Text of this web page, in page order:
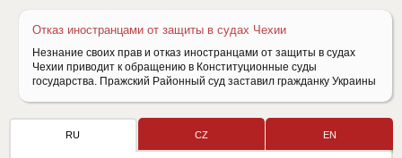
Отказ иностранцами от защиты в судах Чехии
Незнание своих прав и отказ иностранцами от защиты в судах
Чехии приводит к обращению в Конституционные суды
государства. Пражский Районный суд заставил гражданку Украины
RU CZ EN